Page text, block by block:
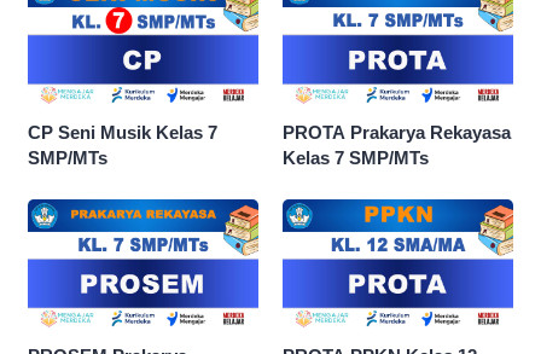
CP Seni Musik Kelas 7
SMP/MTs
PROTA Prakarya Rekayasa
Kelas 7 SMP/MTs